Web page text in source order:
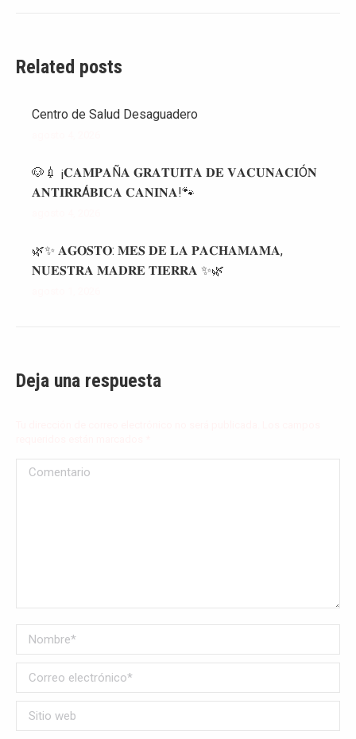
Related posts
Centro de Salud Desaguadero
🐶💉 ¡𝐂𝐀𝐌𝐏𝐀Ñ𝐀 𝐆𝐑𝐀𝐓𝐔𝐈𝐓𝐀 𝐃𝐄 𝐕𝐀𝐂𝐔𝐍𝐀𝐂𝐈Ó𝐍
𝐀𝐍𝐓𝐈𝐑𝐑Á𝐁𝐈𝐂𝐀 𝐂𝐀𝐍𝐈𝐍𝐀!🐾
🌿✨ 𝐀𝐆𝐎𝐒𝐓𝐎: 𝐌𝐄𝐒 𝐃𝐄 𝐋𝐀 𝐏𝐀𝐂𝐇𝐀𝐌𝐀𝐌𝐀,
𝐍𝐔𝐄𝐒𝐓𝐑𝐀 𝐌𝐀𝐃𝐑𝐄 𝐓𝐈𝐄𝐑𝐑𝐀 ✨🌿
Deja una respuesta
Comentario
Nombre *
Correo electrónico *
Sitio web